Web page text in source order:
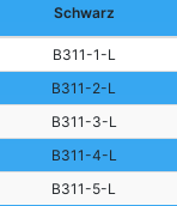
Schwarz
B311-1-L
B311-2-L
B311-3-L
B311-4-L
B311-5-L